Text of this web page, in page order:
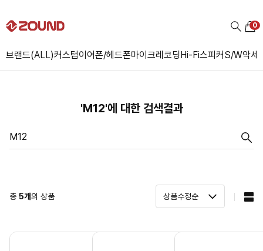
브랜드(ALL)커스텀이어폰/헤드폰마이크레코딩Hi-Fi스피커S/W악세
0
'M12'에 대한 검색결과
총 5개의 상품